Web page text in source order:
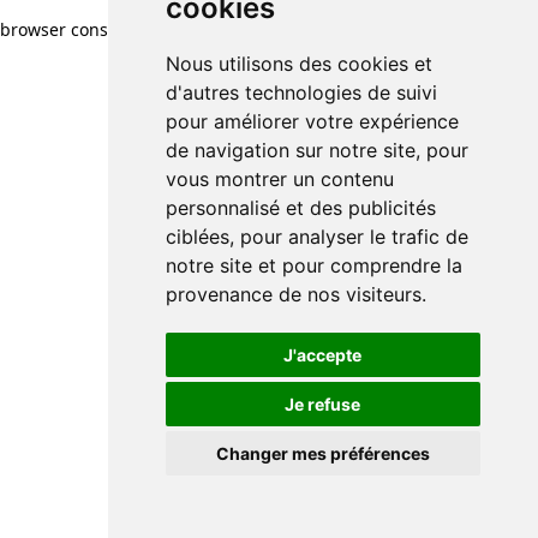
cookies
Nous utilisons des cookies et
d'autres technologies de suivi
pour améliorer votre expérience
de navigation sur notre site, pour
vous montrer un contenu
personnalisé et des publicités
ciblées, pour analyser le trafic de
notre site et pour comprendre la
provenance de nos visiteurs.
J'accepte
Je refuse
Changer mes préférences
cookies
Nous utilisons des cookies et
d'autres technologies de suivi
pour améliorer votre expérience
de navigation sur notre site, pour
vous montrer un contenu
personnalisé et des publicités
ciblées, pour analyser le trafic de
notre site et pour comprendre la
provenance de nos visiteurs.
J'accepte
Je refuse
Changer mes préférences
browser console for more information)